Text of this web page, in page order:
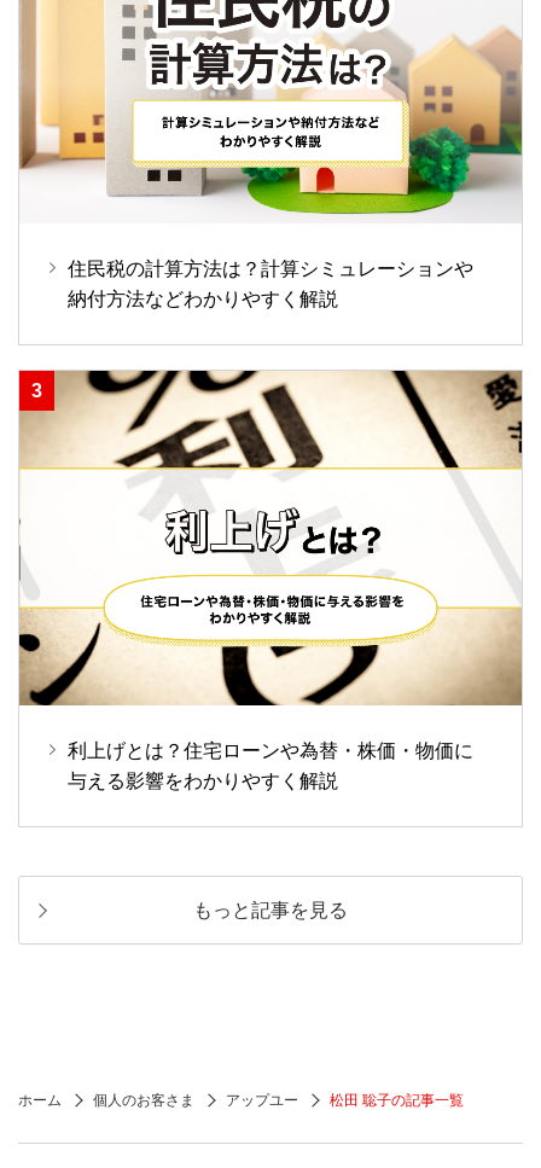
住民税の計算方法は？計算シミュレーションや
納付方法などわかりやすく解説
利上げとは？住宅ローンや為替・株価・物価に
与える影響をわかりやすく解説
もっと記事を見る
ホーム 個人のお客さま アップユー 松田 聡子の記事一覧